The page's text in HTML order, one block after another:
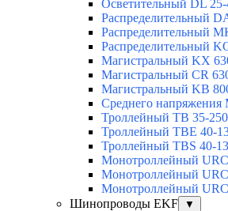
Осветительный DL
Распределительный
Распределительный
Распределительный
Магистральный KX
Магистральный CR
Магистральный KB
Среднего напряжения
Троллейный TB 35-
Троллейный TBE 40-
Троллейный TBS 40-
Монотроллейный
Монотроллейный
Монотроллейный
Шинопроводы EKF
▼